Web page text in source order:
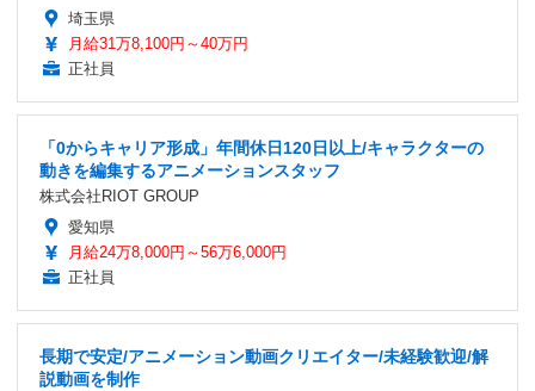
埼玉県
月給31万8,100円～40万円
正社員
「0からキャリア形成」年間休日120日以上/キャラクターの
動きを編集するアニメーションスタッフ
株式会社RIOT GROUP
愛知県
月給24万8,000円～56万6,000円
正社員
長期で安定/アニメーション動画クリエイター/未経験歓迎/解
説動画を制作